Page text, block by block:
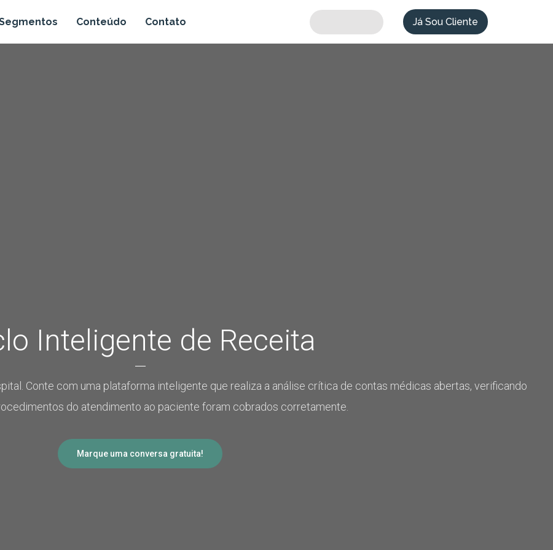
Conteúdo Contato Já Sou Cliente
Inteligente de Receita
Conte com uma plataforma inteligente que realiza a análise crítica de contas médicas abertas, verificando
do atendimento ao paciente foram cobrados corretamente
Marque uma conversa gratuita!